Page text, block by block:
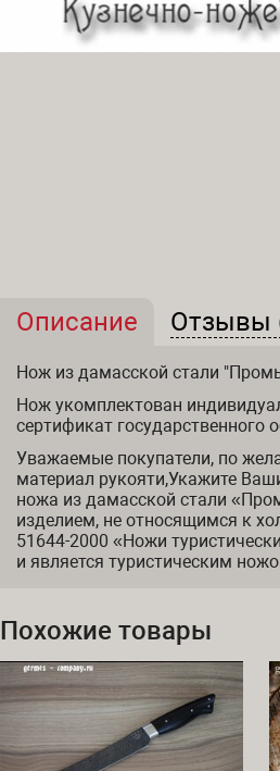
Описание и
Описание (активная
Отзывы
Нож из дамасской стали
Нож укомплектован
сертификат государственного
Уважаемые покупатели, по
материал рукояти,Укажите
ножа из дамасской стали
изделием, не относящимся к
51644-2000 «Ножи
и является туристическим
Похожие товары